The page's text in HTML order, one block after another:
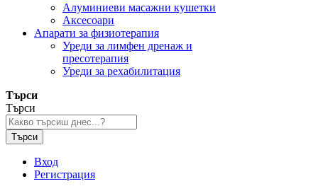
Алуминиеви масажни кушетки
Аксесоари
Апарати за физиотерапия
Уреди за лимфен дренаж и
пресотерапия
Уреди за рехабилитация
Търси
Търси
Търси
Вход
Регистрация